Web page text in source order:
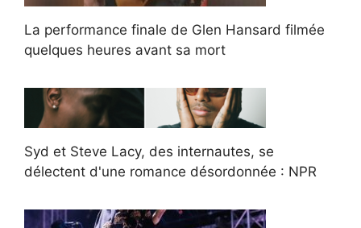
La performance finale de Glen Hansard filmée
quelques heures avant sa mort
Syd et Steve Lacy, des internautes, se
délectent d'une romance désordonnée : NPR